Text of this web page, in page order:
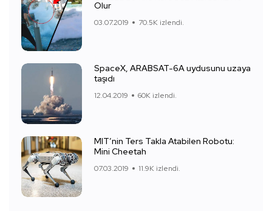
Olur
03.07.2019 70.5K izlendi.
SpaceX, ARABSAT-6A uydusunu uzaya
taşıdı
12.04.2019 60K izlendi.
MIT’nin Ters Takla Atabilen Robotu:
Mini Cheetah
07.03.2019 11.9K izlendi.